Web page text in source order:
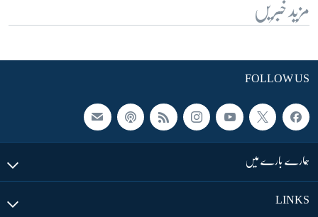
مزید خبریں
FOLLOW US
ہمارے بارے میں
LINKS